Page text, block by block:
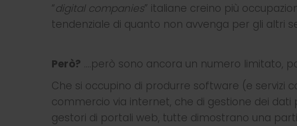
“digital companies” italiane creino più
tendenziale di quanto non avvenga per gli altri
Però? ….però sono ancora un numero limitato,
Che si occupino di produrre software (e servizi
commercio via internet, che di gestione dei
gestori di portali web, tutte dimostrano una